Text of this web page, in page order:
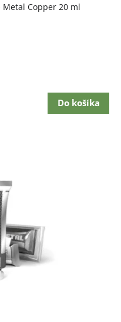
Metal Copper 20 ml
Do košíka